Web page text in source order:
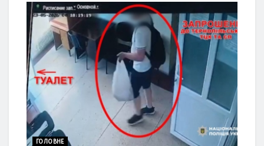
ГОЛОВНЕ